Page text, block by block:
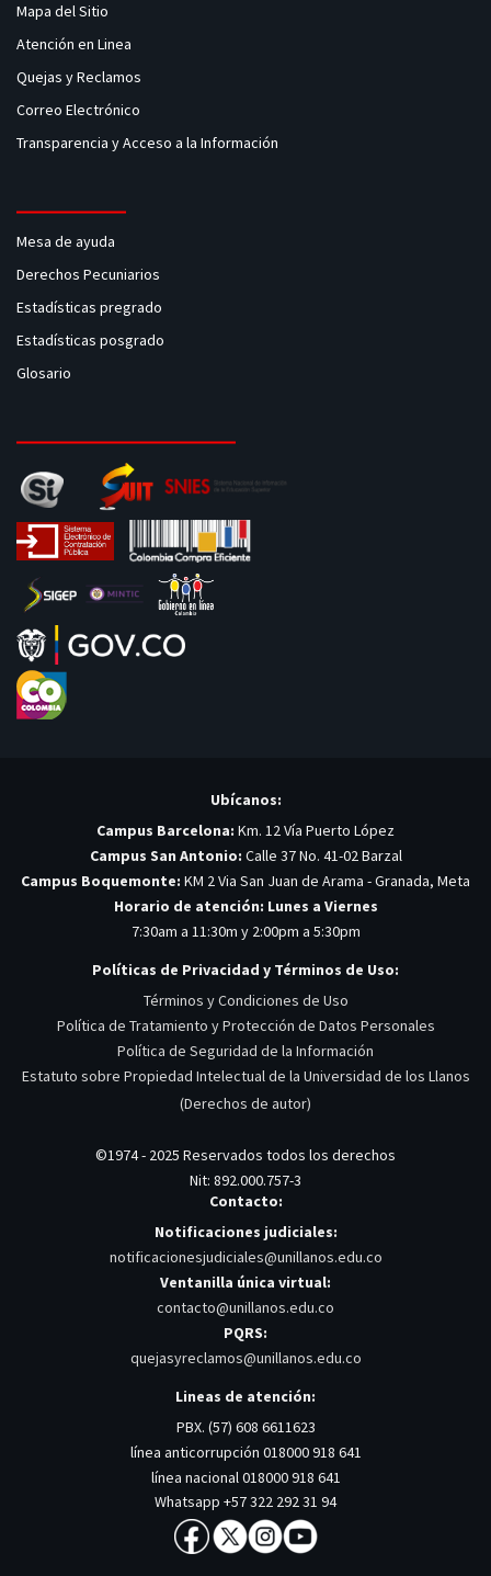
Mapa del Sitio
Atención en Linea
Quejas y Reclamos
Correo Electrónico
Transparencia y Acceso a la Información
Mesa de ayuda
Derechos Pecuniarios
Estadísticas pregrado
Estadísticas posgrado
Glosario
Ubícanos:
Campus Barcelona: Km. 12 Vía Puerto López
Campus San Antonio: Calle 37 No. 41-02 Barzal
Campus Boquemonte: KM 2 Via San Juan de Arama - Granada, Meta
Horario de atención: Lunes a Viernes
7:30am a 11:30m y 2:00pm a 5:30pm
Políticas de Privacidad y Términos de Uso:
Términos y Condiciones de Uso
Política de Tratamiento y Protección de Datos Personales
Política de Seguridad de la Información
Estatuto sobre Propiedad Intelectual de la Universidad de los Llanos
(Derechos de autor)
©1974 - 2025 Reservados todos los derechos
Nit: 892.000.757-3
Contacto:
Notificaciones judiciales:
notificacionesjudiciales@unillanos.edu.co
Ventanilla única virtual:
contacto@unillanos.edu.co
PQRS:
quejasyreclamos@unillanos.edu.co
Lineas de atención:
PBX. (57) 608 6611623
línea anticorrupción 018000 918 641
línea nacional 018000 918 641
Whatsapp +57 322 292 31 94